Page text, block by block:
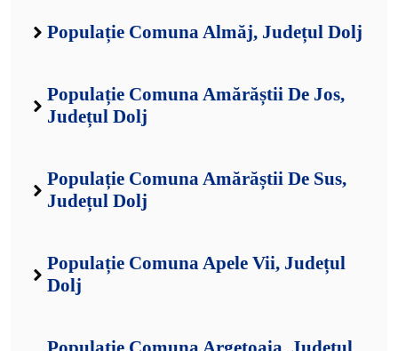
Populație Comuna Almăj, Județul Dolj
Populație Comuna Amărăștii De Jos,
Județul Dolj
Populație Comuna Amărăștii De Sus,
Județul Dolj
Populație Comuna Apele Vii, Județul
Dolj